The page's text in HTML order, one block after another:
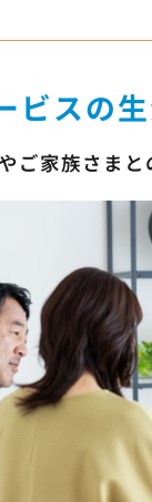
ビスの
ご家族さま